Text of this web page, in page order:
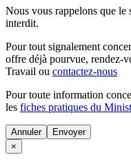
Nous vous rappelons que le
interdit.
Pour tout signalement
offre déjà pourvue, rendez-
Travail ou contactez-nous
Pour toute information
les fiches pratiques du
Annuler
×